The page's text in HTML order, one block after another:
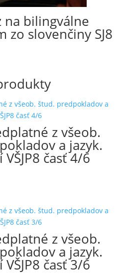
na bilingválne
zo slovenčiny SJ8
z všeob.
a jazyk.
časť 4/6
z všeob.
a jazyk.
časť 3/6